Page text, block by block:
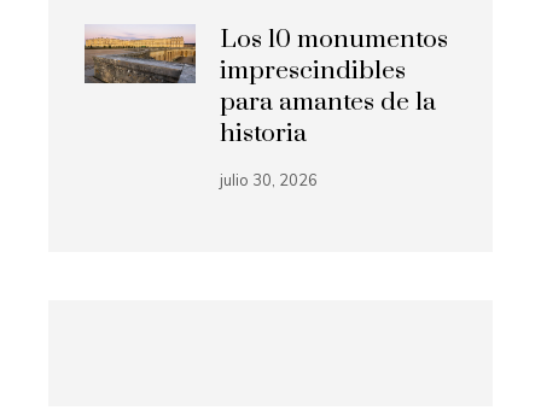
Los 10 monumentos
imprescindibles
para amantes de la
historia
julio 30, 2026